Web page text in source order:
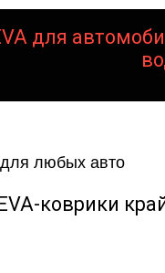
для
коврики